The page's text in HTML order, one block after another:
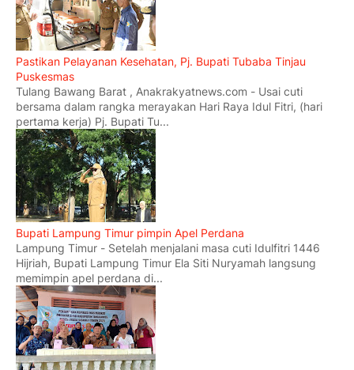
Pastikan Pelayanan Kesehatan, Pj. Bupati Tubaba Tinjau
Puskesmas
Tulang Bawang Barat , Anakrakyatnews.com - Usai cuti
bersama dalam rangka merayakan Hari Raya Idul Fitri, (hari
pertama kerja) Pj. Bupati Tu...
Bupati Lampung Timur pimpin Apel Perdana
Lampung Timur - Setelah menjalani masa cuti Idulfitri 1446
Hijriah, Bupati Lampung Timur Ela Siti Nuryamah langsung
memimpin apel perdana di...